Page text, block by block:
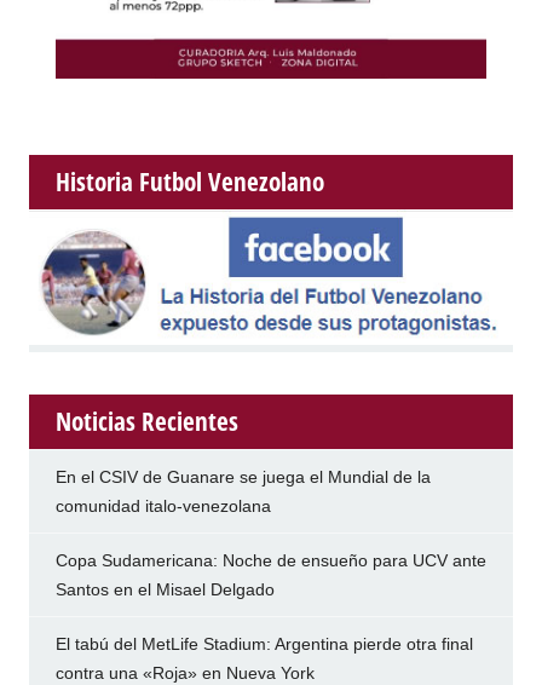
Historia Futbol Venezolano
Noticias Recientes
En el CSIV de Guanare se juega el Mundial de la
comunidad italo-venezolana
Copa Sudamericana: Noche de ensueño para UCV ante
Santos en el Misael Delgado
El tabú del MetLife Stadium: Argentina pierde otra final
contra una «Roja» en Nueva York